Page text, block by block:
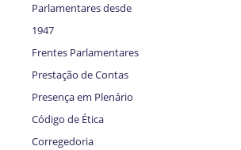
Parlamentares desde
1947
Frentes Parlamentares
Prestação de Contas
Presença em Plenário
Código de Ética
Corregedoria